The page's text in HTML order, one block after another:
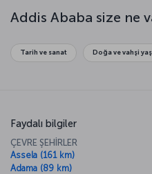
yakından keşfedelim!
Addis Ababa size ne
Tarih ve sanat Doğa ve vahşi
Faydalı bilgiler
ÇEVRE ŞEHİRLER
Assela (161 km)
Adama (89 km)